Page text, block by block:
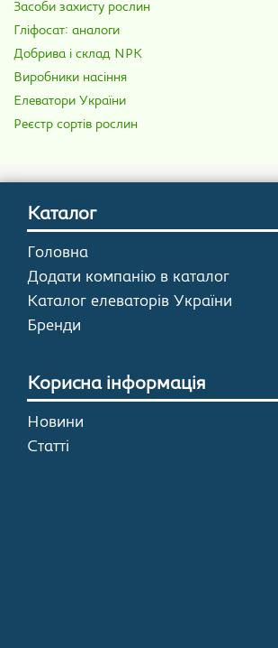
Засоби захисту рослин
Гліфосат: аналоги
Добрива і склад NPK
Виробники насіння
Елеватори України
Реєстр сортів рослин
Каталог
Головна
Додати компанію в каталог
Каталог елеваторів України
Бренди
Корисна інформація
Новини
Статті